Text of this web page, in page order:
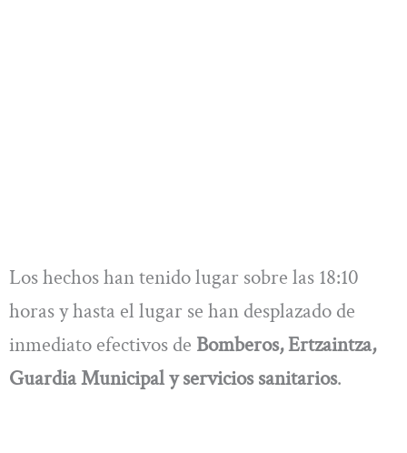
Los hechos han tenido lugar sobre las 18:10
horas y hasta el lugar se han desplazado de
inmediato efectivos de Bomberos, Ertzaintza,
Guardia Municipal y servicios sanitarios.